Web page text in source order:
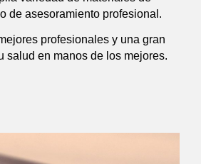
de asesoramiento profesional.
profesionales y una gran
salud en manos de los mejores.